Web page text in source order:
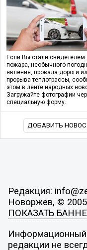
Если Вы стали свидетелем
пожара, необычного
явления, провала дороги
прорыва теплотрассы,
этом в ленте народных
Загружайте фотографии
специальную форму.
ДОБАВИТЬ
Редакция:
Новоржев, ©
ПОКАЗАТЬ
редакции не